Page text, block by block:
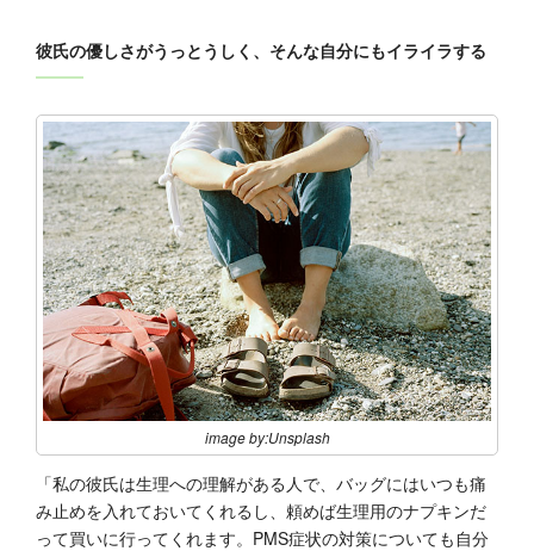
彼氏の優しさがうっとうしく、そんな自分にもイライラする
image by:Unsplash
「私の彼氏は生理への理解がある人で、バッグにはいつも痛
み止めを入れておいてくれるし、頼めば生理用のナプキンだ
って買いに行ってくれます。PMS症状の対策についても自分